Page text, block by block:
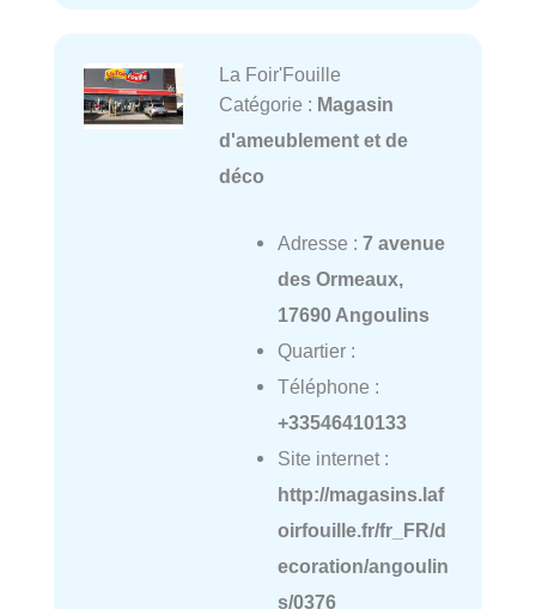
La Foir'Fouille
Catégorie : Magasin
d'ameublement et de
déco
Adresse : 7 avenue
des Ormeaux,
17690 Angoulins
Quartier :
Téléphone :
+33546410133
Site internet :
http://magasins.laf
oirfouille.fr/fr_FR/d
ecoration/angoulin
s/0376